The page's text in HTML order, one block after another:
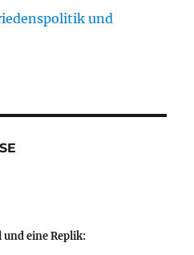
und
eine Replik: